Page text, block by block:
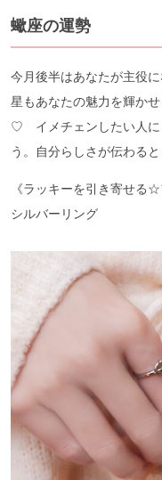
蠍座の運勢
今月後半はあなたが主役
星もあなたの魅力を輝か
♡ イメチェンしたい人に
う。自分らしさが伝わる
《ラッキーを引き寄せる
シルバーリング